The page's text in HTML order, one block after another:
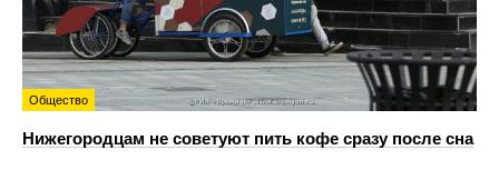
Общество
Нижегородцам не советуют пить кофе сразу после сна